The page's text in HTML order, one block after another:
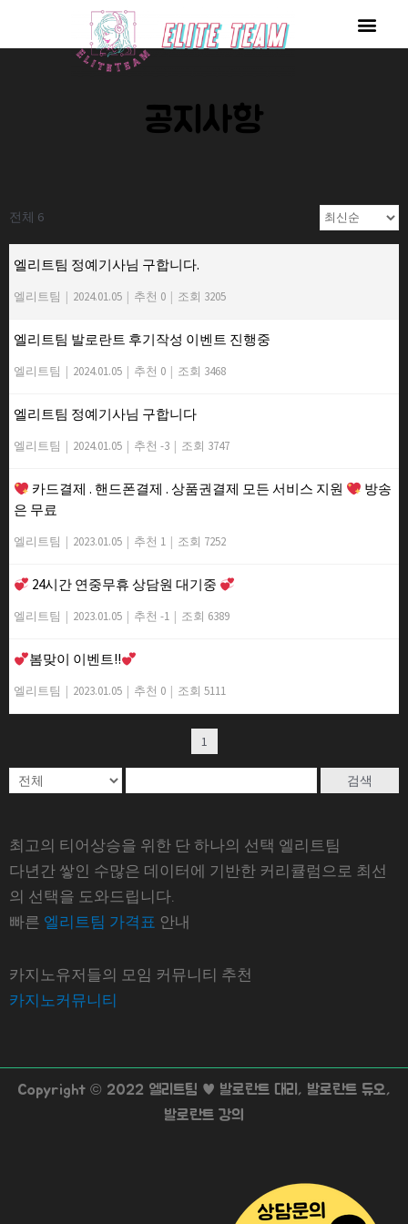
공지사항
전체 6
엘리트팀 정예기사님 구합니다.
엘리트팀 | 2024.01.05 | 추천 0 | 조회 3205
엘리트팀 발로란트 후기작성 이벤트 진행중
엘리트팀 | 2024.01.05 | 추천 0 | 조회 3468
엘리트팀 정예기사님 구합니다
엘리트팀 | 2024.01.05 | 추천 -3 | 조회 3747
카드결제 . 핸드폰결제 . 상품권결제 모든 서비스 지원
방송
은 무료
엘리트팀 | 2023.01.05 | 추천 1 | 조회 7252
24시간 연중무휴 상담원 대기중
엘리트팀 | 2023.01.05 | 추천 -1 | 조회 6389
봄맞이 이벤트!!
엘리트팀 | 2023.01.05 | 추천 0 | 조회 5111
1
검색
최고의 티어상승을 위한 단 하나의 선택 엘리트팀
다년간 쌓인 수많은 데이터에 기반한 커리큘럼으로 최선
의 선택을 도와드립니다.
빠른 엘리트팀 가격표 안내
카지노유저들의 모임 커뮤니티 추천
카지노커뮤니티
Copyright © 2022 엘리트팀 ♥ 발로란트 대리, 발로란트 듀오,
발로란트 강의